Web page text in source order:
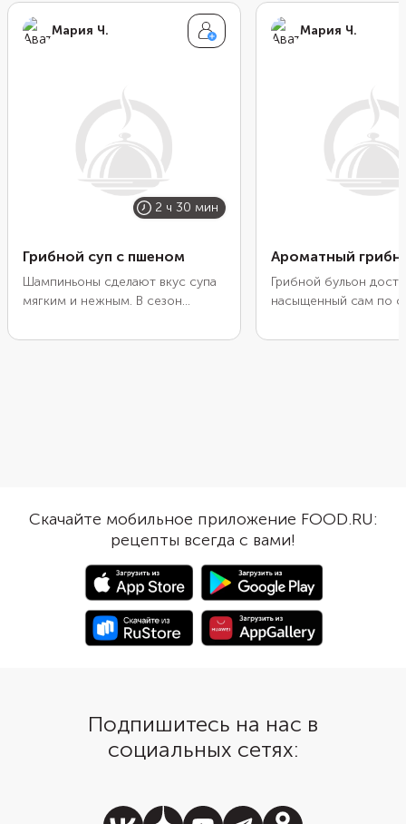
Мария Ч.
2 ч 30 мин
Грибной суп с пшеном
Шампиньоны сделают вкус супа
мягким и нежным. В сезон
лесными грибами. Чтобы сделать
на сухой сковороде. В постной
версии можно исключить мясо:
получится не менее вкусно.
Особенно, если приготовить суп
в казане на костре.
Мария Ч.
Ароматный
Грибной бульон
насыщенный сам по
варить без мясной
щепоткой сушеных
лишь усилят вкус
ингредиента в блюде.
Скачайте мобильное приложение FOOD.RU:
рецепты всегда с вами!
Подпишитесь на нас в
социальных сетях: